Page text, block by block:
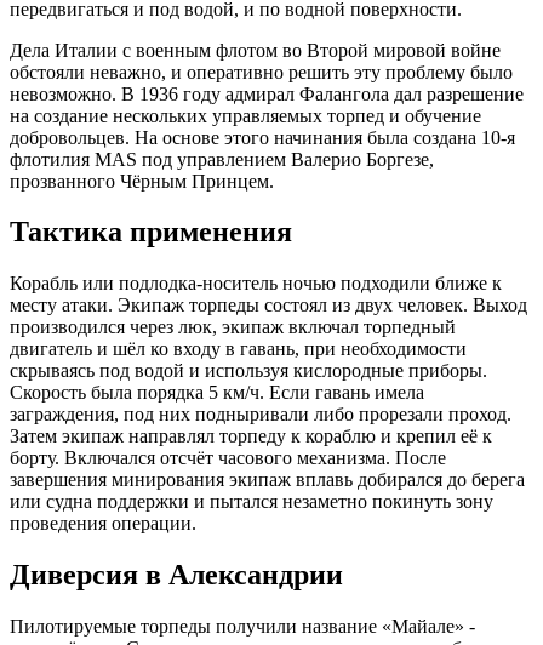
передвигаться и под водой, и по водной поверхности.
Дела Италии с военным флотом во Второй мировой войне
обстояли неважно, и оперативно решить эту проблему было
невозможно. В 1936 году адмирал Фалангола дал разрешение
на создание нескольких управляемых торпед и обучение
добровольцев. На основе этого начинания была создана 10-я
флотилия MAS под управлением Валерио Боргезе,
прозванного Чёрным Принцем.
Тактика применения
Корабль или подлодка-носитель ночью подходили ближе к
месту атаки. Экипаж торпеды состоял из двух человек. Выход
производился через люк, экипаж включал торпедный
двигатель и шёл ко входу в гавань, при необходимости
скрываясь под водой и используя кислородные приборы.
Скорость была порядка 5 км/ч. Если гавань имела
заграждения, под них подныривали либо прорезали проход.
Затем экипаж направлял торпеду к кораблю и крепил её к
борту. Включался отсчёт часового механизма. После
завершения минирования экипаж вплавь добирался до берега
или судна поддержки и пытался незаметно покинуть зону
проведения операции.
Диверсия в Александрии
Пилотируемые торпеды получили название «Майале» -